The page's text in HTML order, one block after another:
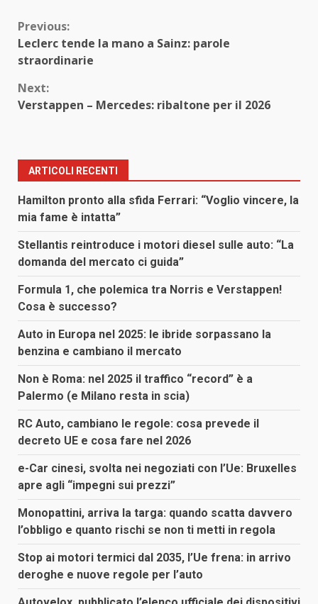
Continue
Reading
Previous:
Leclerc tende la mano a Sainz: parole
straordinarie
Next:
Verstappen – Mercedes: ribaltone per il 2026
ARTICOLI RECENTI
Hamilton pronto alla sfida Ferrari: “Voglio vincere, la
mia fame è intatta”
Stellantis reintroduce i motori diesel sulle auto: “La
domanda del mercato ci guida”
Formula 1, che polemica tra Norris e Verstappen!
Cosa è successo?
Auto in Europa nel 2025: le ibride sorpassano la
benzina e cambiano il mercato
Non è Roma: nel 2025 il traffico “record” è a
Palermo (e Milano resta in scia)
RC Auto, cambiano le regole: cosa prevede il
decreto UE e cosa fare nel 2026
e-Car cinesi, svolta nei negoziati con l’Ue: Bruxelles
apre agli “impegni sui prezzi”
Monopattini, arriva la targa: quando scatta davvero
l’obbligo e quanto rischi se non ti metti in regola
Stop ai motori termici dal 2035, l’Ue frena: in arrivo
deroghe e nuove regole per l’auto